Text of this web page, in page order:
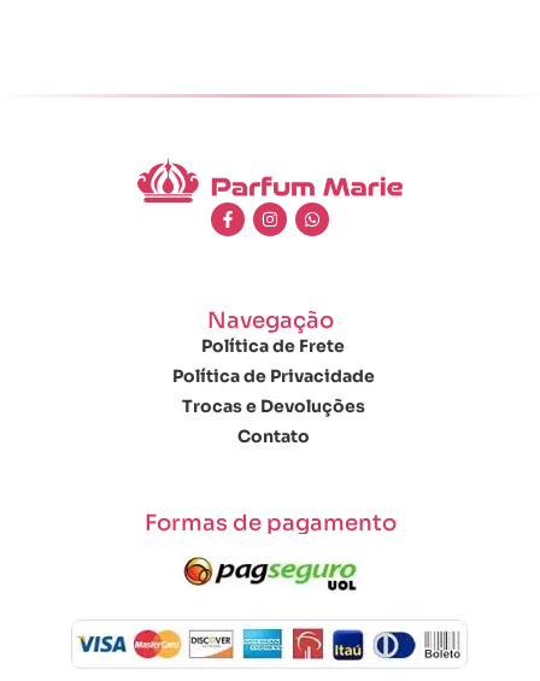
Navegação
Política de Frete
Política de Privacidade
Trocas e Devoluções
Contato
Formas de pagamento